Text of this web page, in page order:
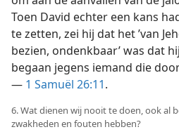
Toen David echter een kans
te zetten, zei hij dat het ’van
bezien, ondenkbaar’ was dat
begaan jegens iemand die
— 1 Samuël 26:11.
6. Wat dienen wij nooit te doen, ook al
zwakheden en fouten hebben?